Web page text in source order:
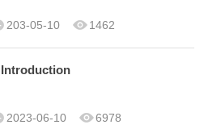
203-05-10 1462
Introduction
2023-06-10 6978